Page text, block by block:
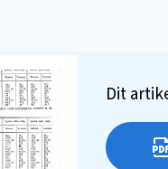
Dit